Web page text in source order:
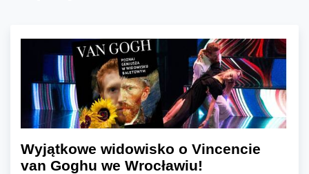
Wyjątkowe widowisko o Vincencie
van Goghu we Wrocławiu!